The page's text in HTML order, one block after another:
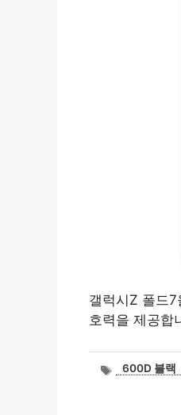
갤럭시Z 폴드
호력을 제공합
태600D 블랙